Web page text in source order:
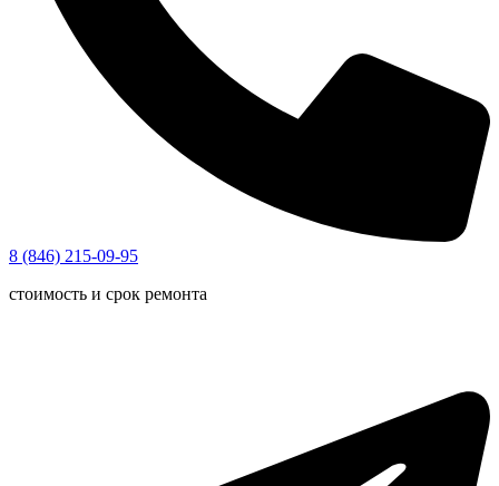
8 (846) 215-09-95
стоимость и срок ремонта